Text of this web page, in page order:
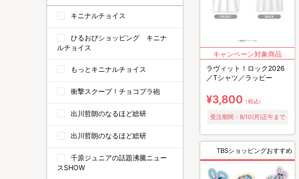
ラヴィット！ロック2026
／Tシャツ／ラッピー
¥3,800 （税込）
受注期間：8/10(月)正午まで
TBSショッピングおすすめ
キニナルチョイス
ひるおびショッピング キニナ
ルチョイス
もっとキニナルチョイス
衝撃スクープ！チョコプラ砲
出川哲朗のなるほど総研
出川哲朗のなるほど総研
千原ジュニアの話題沸騰ニュー
スSHOW